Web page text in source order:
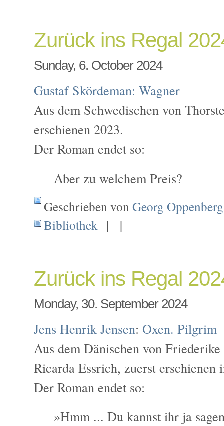
Zurück ins Regal
Sunday, 6. October 2024
Gustaf Skördeman:Wagner
Aus dem Schwedischen von
erschienen 2023.
Der Roman endet so:
Aber zu welchem Preis?
Geschrieben vonGeorg Oppenberg
Bibliothek | |
Zurück ins Regal
Monday, 30. September 2024
Jens Henrik Jensen: Oxen. Pilgrim
Aus dem Dänischen von
Ricarda Essrich, zuerst erschienen
Der Roman endet so:
»Hmm ... Du kannst ihr ja